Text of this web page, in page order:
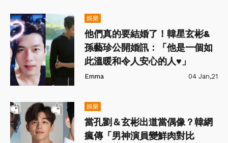
娛樂
他們真的要結婚了！韓星玄彬&
孫藝珍公開婚訊：「他是一個如
此溫暖和令人安心的人♥」
Emma 04 Jan,21
娛樂
當孔劉＆玄彬出道當偶像？韓網
瘋傳「男神演員變鮮肉對比